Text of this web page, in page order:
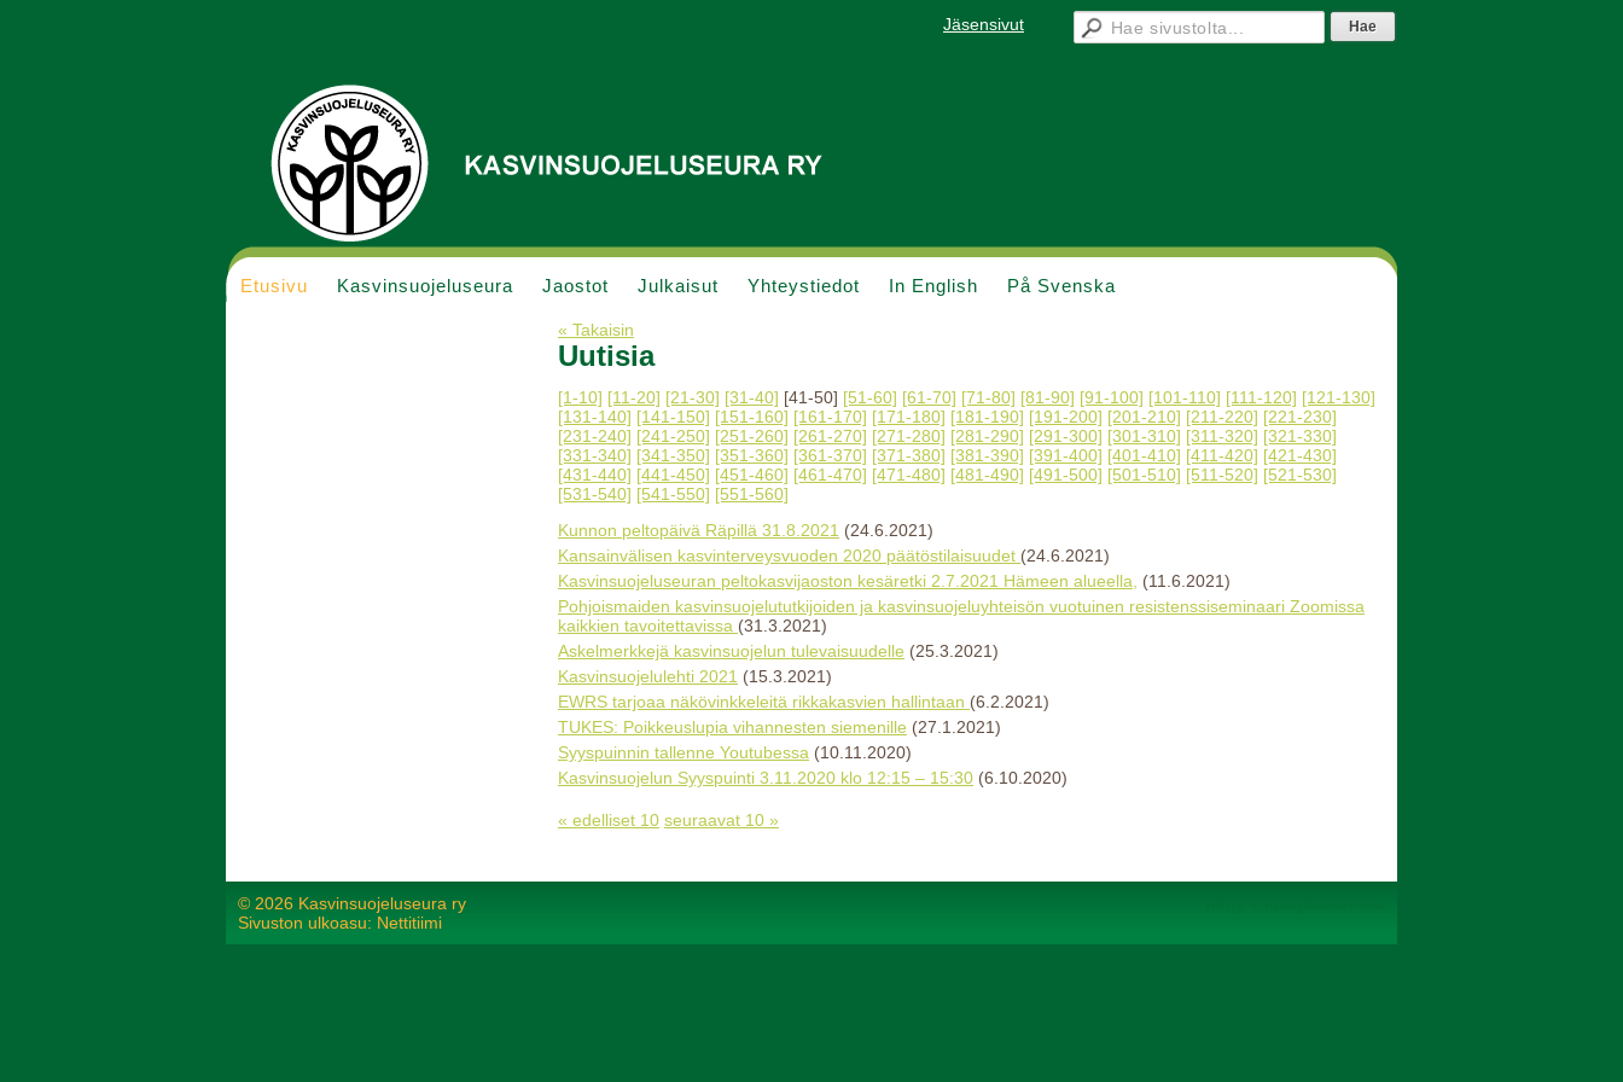
Jäsensivut
Etusivu Kasvinsuojeluseura Jaostot Julkaisut Yhteystiedot In English På Svenska
« Takaisin
Uutisia
[1-10] [11-20] [21-30] [31-40] [41-50] [51-60] [61-70] [71-80] [81-90] [91-100] [101-110] [111-120] [121-130]
[131-140] [141-150] [151-160] [161-170] [171-180] [181-190] [191-200] [201-210] [211-220] [221-230]
[231-240] [241-250] [251-260] [261-270] [271-280] [281-290] [291-300] [301-310] [311-320] [321-330]
[331-340] [341-350] [351-360] [361-370] [371-380] [381-390] [391-400] [401-410] [411-420] [421-430]
[431-440] [441-450] [451-460] [461-470] [471-480] [481-490] [491-500] [501-510] [511-520] [521-530]
[531-540] [541-550] [551-560]
Kunnon peltopäivä Räpillä 31.8.2021 (24.6.2021)
Kansainvälisen kasvinterveysvuoden 2020 päätöstilaisuudet (24.6.2021)
Kasvinsuojeluseuran peltokasvijaoston kesäretki 2.7.2021 Hämeen alueella,
(11.6.2021)
Pohjoismaiden kasvinsuojelututkijoiden ja kasvinsuojeluyhteisön vuotuinen resistenssiseminaari Zoomissa
kaikkien tavoitettavissa (31.3.2021)
Askelmerkkejä kasvinsuojelun tulevaisuudelle (25.3.2021)
Kasvinsuojelulehti 2021 (15.3.2021)
EWRS tarjoaa näkövinkkeleitä rikkakasvien hallintaan (6.2.2021)
TUKES: Poikkeuslupia vihannesten siemenille (27.1.2021)
Syyspuinnin tallenne Youtubessa (10.11.2020)
Kasvinsuojelun Syyspuinti 3.11.2020 klo 12:15 – 15:30 (6.10.2020)
« edelliset 10 seuraavat 10 »
© 2026 Kasvinsuojeluseura ry
Sivuston ulkoasu: Nettitiimi